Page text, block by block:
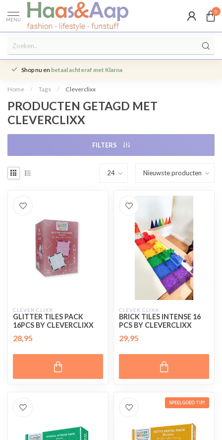
MENU
0
Shop nu en betaal achteraf met Klarna
Home / Tags / Cleverclixx
PRODUCTEN GETAGD MET
CLEVERCLIXX
FILTERS
CLEVER CLIXX
GLITTER TILES PACK
16PCS BY CLEVERCLIXX
28,95
CLEVER CLIXX
BRICK TILES INTENSE 16
PCS BY CLEVERCLIXX
29,95
SPEELGOED TIP!